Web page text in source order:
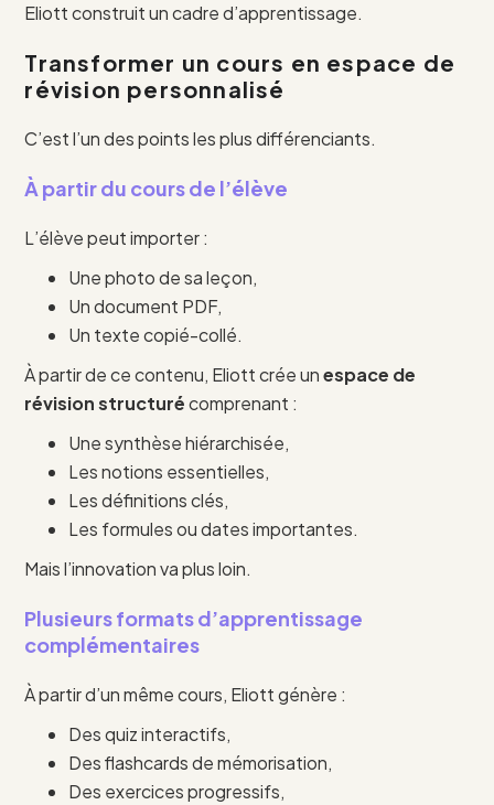
Eliott construit un cadre d’apprentissage.
Transformer un cours en espace de
révision personnalisé
C’est l’un des points les plus différenciants.
À partir du cours de l’élève
L’élève peut importer :
Une photo de sa leçon,
Un document PDF,
Un texte copié-collé.
À partir de ce contenu, Eliott crée unespace de
révision structurécomprenant :
Une synthèse hiérarchisée,
Les notions essentielles,
Les définitions clés,
Les formules ou dates importantes.
Mais l’innovation va plus loin.
Plusieurs formats d’apprentissage
complémentaires
À partir d’un même cours, Eliott génère :
Des quiz interactifs,
Des flashcards de mémorisation,
Des exercices progressifs,